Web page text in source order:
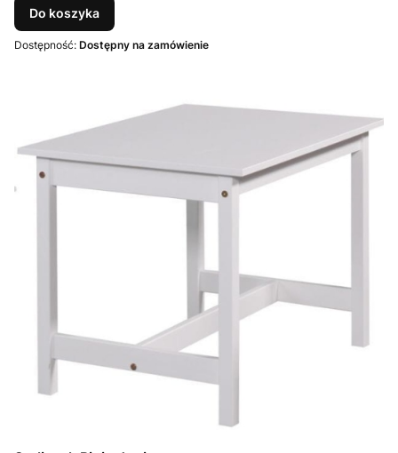
Do koszyka
Dostępność: Dostępny na zamówienie